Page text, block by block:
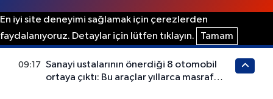
En iyi site deneyimi sağlamak için çerezlerden
faydalanıyoruz. Detaylar için lütfen tıklayın.
Tamam
09:17 Sanayi ustalarının önerdiği 8 otomobil
ortaya çıktı: Bu araçlar yıllarca masraf